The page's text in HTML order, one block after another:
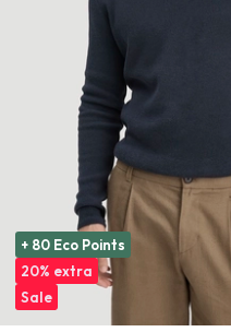
+ 80 Eco Points
20% extra
Sale